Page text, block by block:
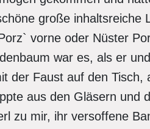
große inhaltsreiche
vorne oder Nüster
war es, als er
der Faust auf den Tisch,
aus den Gläsern und
zu mir, ihr versoffene